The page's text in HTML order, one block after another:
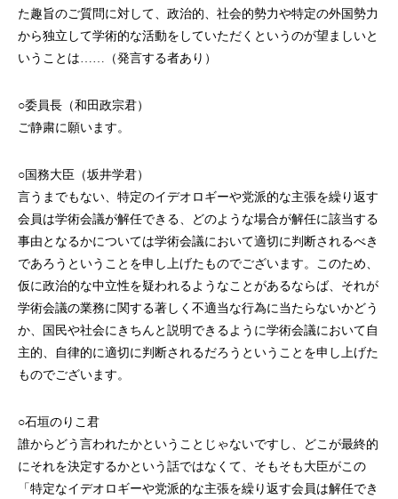
た趣旨のご質問に対して、政治的、社会的勢力や特定の外国勢力
から独立して学術的な活動をしていただくというのが望ましいと
いうことは……（発言する者あり）
○委員長（和田政宗君）
ご静粛に願います。
○国務大臣（坂井学君）
言うまでもない、特定のイデオロギーや党派的な主張を繰り返す
会員は学術会議が解任できる、どのような場合が解任に該当する
事由となるかについては学術会議において適切に判断されるべき
であろうということを申し上げたものでございます。このため、
仮に政治的な中立性を疑われるようなことがあるならば、それが
学術会議の業務に関する著しく不適当な行為に当たらないかどう
か、国民や社会にきちんと説明できるように学術会議において自
主的、自律的に適切に判断されるだろうということを申し上げた
ものでございます。
○石垣のりこ君
誰からどう言われたかということじゃないですし、どこが最終的
にそれを決定するかという話ではなくて、そもそも大臣がこの
「特定なイデオロギーや党派的な主張を繰り返す会員は解任でき